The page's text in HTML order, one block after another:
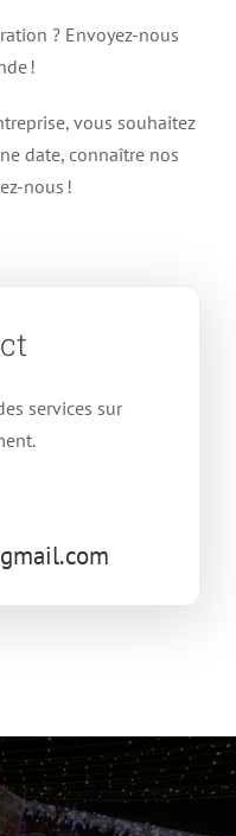
? Envoyez-nous
!
vous souhaitez
date, connaître nos
nous !
services sur